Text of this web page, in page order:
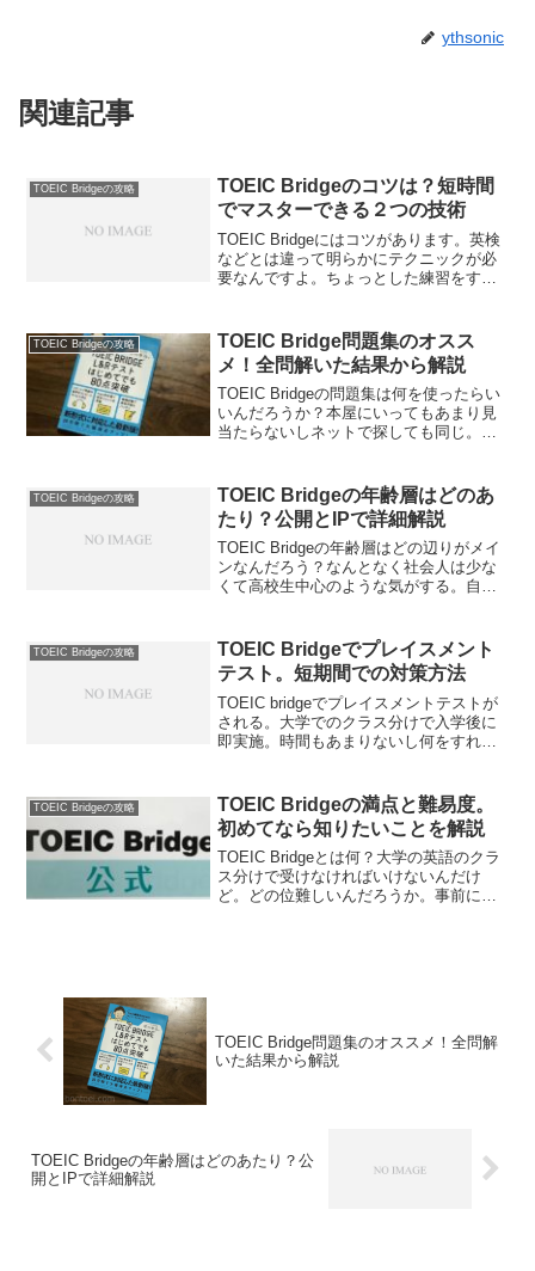
ythsonic
関連記事
TOEIC Bridgeの攻略
TOEIC Bridgeのコツは？短時間
でマスターできる２つの技術
TOEIC Bridgeにはコツがあります。英検
などとは違って明らかにテクニックが必
要なんですよ。ちょっとした練習をする
ニングとリーディングで分けてお伝えし
ます。
TOEIC Bridgeの攻略
TOEIC Bridge問題集のオスス
メ！全問解いた結果から解説
TOEIC Bridgeの問題集は何を使ったらい
いんだろうか？本屋にいってもあまり見
当たらないしネットで探しても同じ。も
ごと解いた経験から解説します。
TOEIC Bridgeの攻略
TOEIC Bridgeの年齢層はどのあ
たり？公開とIPで詳細解説
TOEIC Bridgeの年齢層はどの辺りがメイ
ンなんだろう？なんとなく社会人は少な
くて高校生中心のような気がする。自分
解説します。
TOEIC Bridgeの攻略
TOEIC Bridgeでプレイスメント
テスト。短期間での対策方法
TOEIC bridgeでプレイスメントテストが
される。大学でのクラス分けで入学後に
即実施。時間もあまりないし何をすれば
テストならどう対策しておくべきかを解
説します。
TOEIC Bridgeの攻略
TOEIC Bridgeの満点と難易度。
初めてなら知りたいことを解説
TOEIC Bridgeとは何？大学の英語のクラ
ス分けで受けなければいけないんだけ
ど。どの位難しいんだろうか。事前に参
TOEIC Bridge問題集のオススメ！全問解
いた結果から解説
TOEIC Bridgeの年齢層はどのあたり？公
開とIPで詳細解説